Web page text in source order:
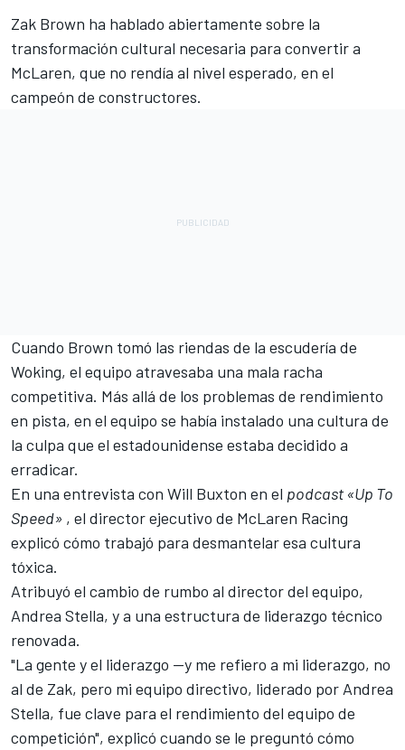
Zak Brown ha hablado abiertamente sobre la
transformación cultural necesaria para convertir a
McLaren, que no rendía al nivel esperado, en el
campeón de constructores.
Cuando Brown tomó las riendas de la escudería de
Woking, el equipo atravesaba una mala racha
competitiva. Más allá de los problemas de rendimiento
en pista, en el equipo se había instalado una cultura de
la culpa que el estadounidense estaba decidido a
erradicar.
En una entrevista con Will Buxton en el podcast «Up To
Speed» , el director ejecutivo de McLaren Racing
explicó cómo trabajó para desmantelar esa cultura
tóxica.
Atribuyó el cambio de rumbo al director del equipo,
Andrea Stella, y a una estructura de liderazgo técnico
renovada.
"La gente y el liderazgo —y me refiero a mi liderazgo, no
al de Zak, pero mi equipo directivo, liderado por Andrea
Stella, fue clave para el rendimiento del equipo de
competición", explicó cuando se le preguntó cómo